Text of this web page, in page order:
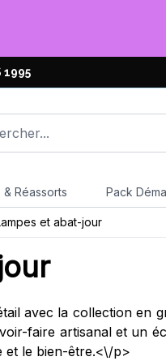
1995
Réassorts Pack
et abat-jour
avec la collection en
faire artisanal et un
et le bien-être.<\/p>